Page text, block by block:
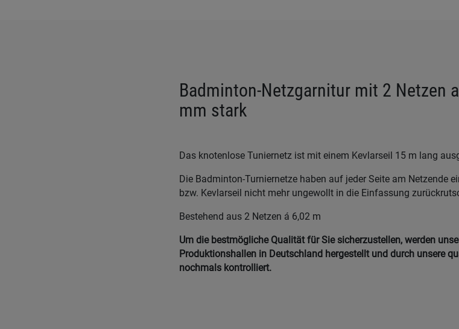
Badminton-Netzgarnitur mit 2 Netzen
mm stark
Das knotenlose Tuniernetz ist mit einem Kevlarseil 15 m lang
Die Badminton-Turniernetze haben auf jeder Seite am Netzende
bzw. Kevlarseil nicht mehr ungewollt in die Einfassung
Bestehend aus 2 Netzen á 6,02 m
Um die bestmögliche Qualität für Sie sicherzustellen, werden
Produktionshallen in Deutschland hergestellt und durch unsere
nochmals kontrolliert.